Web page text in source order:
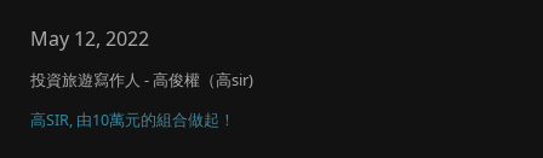
May 12, 2022
投資旅遊寫作人 - 高俊權（高sir)
高SIR, 由10萬元的組合做起！